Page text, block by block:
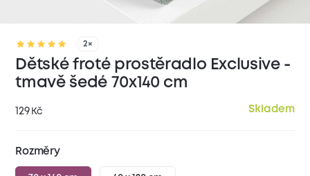
2×
Dětské froté prostěradlo Exclusive -
tmavě šedé 70x140 cm
129 Kč Skladem
Rozměry